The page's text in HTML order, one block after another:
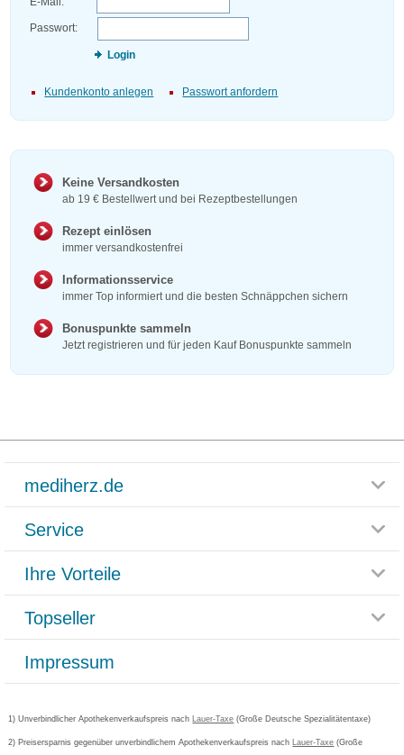
Passwort:
Login
Kundenkonto anlegen Passwort anfordern
Keine Versandkosten
ab 19 € Bestellwert und bei Rezeptbestellungen
Rezept einlösen
immer versandkostenfrei
Informationsservice
immer Top informiert und die besten Schnäppchen sichern
Bonuspunkte sammeln
Jetzt registrieren und für jeden Kauf Bonuspunkte sammeln
mediherz.de
Glossar
Häufig gestellte Fragen
Datenschutz
AGB
Cookie-Einstellungen
Vertrag widerrufen
Service
Rücksendemöglichkeit
Paketlieferstatus
Versandkosten
Bestellschein ausfüllen
Newsletteranmeldung
Ihre Vorteile
Rezeptlieferung
Bonusprogramm
Gutschein und Rabatte
Kundenbewertung
Topseller
Grippostad
Bepanthen
Impressum
1) Unverbindlicher Apothekenverkaufspreis nach Lauer-Taxe (Große Deutsche Spezialitätentaxe)
2) Preisersparnis gegenüber unverbindlichem Apothekenverkaufspreis nach Lauer-Taxe (Große